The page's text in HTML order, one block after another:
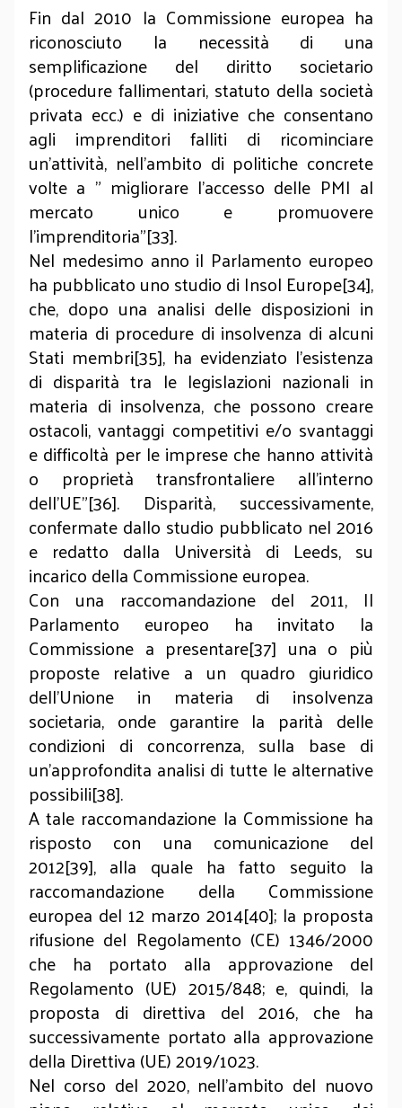
Fin dal 2010 la Commissione europea ha
riconosciuto la necessità di una
semplificazione del diritto societario
(procedure fallimentari, statuto della società
privata ecc.) e di iniziative che consentano
agli imprenditori falliti di ricominciare
un'attività, nell’ambito di politiche concrete
volte a " migliorare l'accesso delle PMI al
mercato unico e promuovere
l'imprenditoria”[33].
Nel medesimo anno il Parlamento europeo
ha pubblicato uno studio di Insol Europe[34],
che, dopo una analisi delle disposizioni in
materia di procedure di insolvenza di alcuni
Stati membri[35], ha evidenziato l’esistenza
di disparità tra le legislazioni nazionali in
materia di insolvenza, che possono creare
ostacoli, vantaggi competitivi e/o svantaggi
e difficoltà per le imprese che hanno attività
o proprietà transfrontaliere all'interno
dell'UE"[36]. Disparità, successivamente,
confermate dallo studio pubblicato nel 2016
e redatto dalla Università di Leeds, su
incarico della Commissione europea.
Con una raccomandazione del 2011, Il
Parlamento europeo ha invitato la
Commissione a presentare[37] una o più
proposte relative a un quadro giuridico
dell'Unione in materia di insolvenza
societaria, onde garantire la parità delle
condizioni di concorrenza, sulla base di
un'approfondita analisi di tutte le alternative
possibili[38].
A tale raccomandazione la Commissione ha
risposto con una comunicazione del
2012[39], alla quale ha fatto seguito la
raccomandazione della Commissione
europea del 12 marzo 2014[40]; la proposta
rifusione del Regolamento (CE) 1346/2000
che ha portato alla approvazione del
Regolamento (UE) 2015/848; e, quindi, la
proposta di direttiva del 2016, che ha
successivamente portato alla approvazione
della Direttiva (UE) 2019/1023.
Nel corso del 2020, nell’ambito del nuovo